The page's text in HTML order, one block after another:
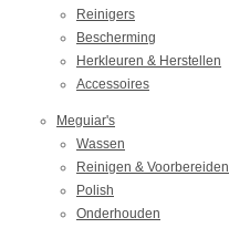
Reinigers
Bescherming
Herkleuren & Herstellen
Accessoires
Meguiar's
Wassen
Reinigen & Voorbereiden
Polish
Onderhouden